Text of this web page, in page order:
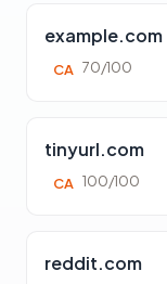
example.com
CA 70/100
tinyurl.com
CA 100/100
reddit.com